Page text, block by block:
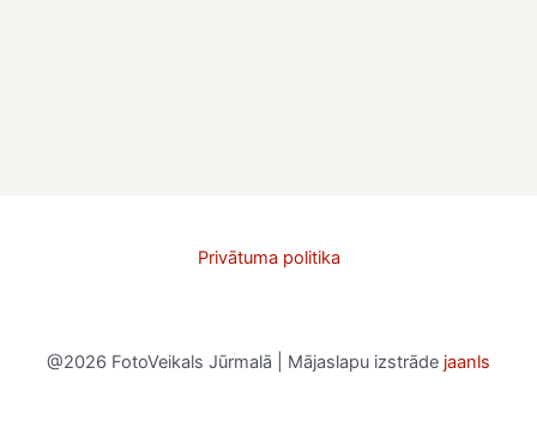
Privātuma politika
@2026 FotoVeikals Jūrmalā | Mājaslapu izstrāde jaanls